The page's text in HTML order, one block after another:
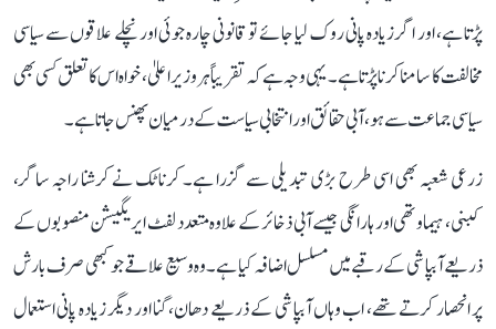
پڑتا ہے، اور اگر زیادہ پانی روک لیا جائے تو قانونی چارہ جوئی اور نچلے علاقوں سے سیاسی
مخالفت کا سامنا کرنا پڑتا ہے۔ یہی وجہ ہے کہ تقریباً ہر وزیر اعلیٰ، خواہ اس کا تعلق کسی بھی
سیاسی جماعت سے ہو، آبی حقائق اور انتخابی سیاست کے درمیان پھنس جاتا ہے۔
زرعی شعبہ بھی اسی طرح بڑی تبدیلی سے گزرا ہے۔ کرناٹک نے کرشنا راجہ ساگر،
کبنی، ہیماوتھی اور ہارانگی جیسے آبی ذخائر کے علاوہ متعدد لفٹ ایریگیشن منصوبوں کے
ذریعے آبپاشی کے رقبے میں مسلسل اضافہ کیا ہے۔ وہ وسیع علاقے جو کبھی صرف بارش
پر انحصار کرتے تھے، اب وہاں آبپاشی کے ذریعے دھان، گنا اور دیگر زیادہ پانی استعمال